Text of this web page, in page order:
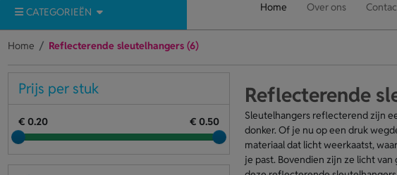
CATEGORIEËN Home Over ons
Home Reflecterende sleutelhangers (6)
Reflecterende
Sleutelhangers reflecterend zijn
donker. Of je nu op een druk
materiaal dat licht weerkaatst,
je past. Bovendien zijn ze licht
Prijs per stuk
€ 0.20 € 0.50